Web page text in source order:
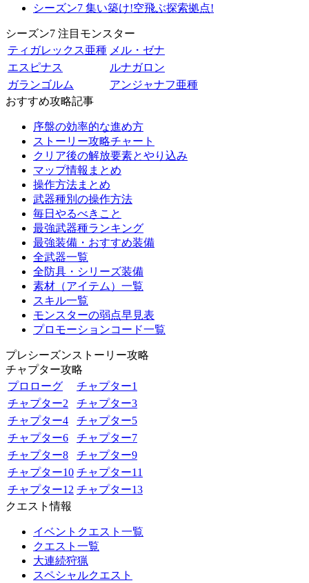
シーズン7 集い築け!空飛ぶ探索拠点!
シーズン7 注目モンスター
ティガレックス亜種 メル・ゼナ
エスピナス
ルナガロン
ガランゴルム
アンジャナフ亜種
おすすめ攻略記事
序盤の効率的な進め方
ストーリー攻略チャート
クリア後の解放要素とやり込み
マップ情報まとめ
操作方法まとめ
武器種別の操作方法
毎日やるべきこと
最強武器種ランキング
最強装備・おすすめ装備
全武器一覧
全防具・シリーズ装備
素材（アイテム）一覧
スキル一覧
モンスターの弱点早見表
プロモーションコード一覧
プレシーズンストーリー攻略
チャプター攻略
プロローグ
チャプター1
チャプター2
チャプター3
チャプター4
チャプター5
チャプター6
チャプター7
チャプター8
チャプター9
チャプター10 チャプター11
チャプター12 チャプター13
クエスト情報
イベントクエスト一覧
クエスト一覧
大連続狩猟
スペシャルクエスト